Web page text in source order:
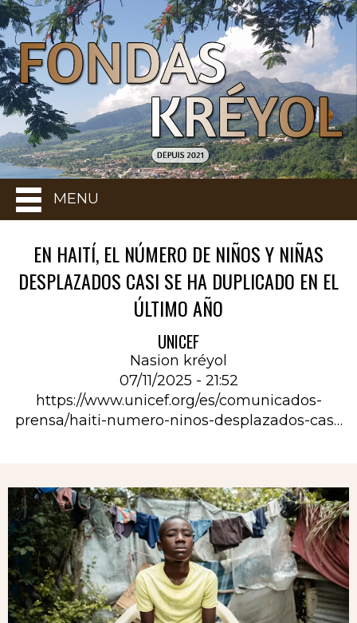
MENU
EN HAITÍ, EL NÚMERO DE NIÑOS Y NIÑAS
DESPLAZADOS CASI SE HA DUPLICADO EN EL
ÚLTIMO AÑO
UNICEF
Nasion kréyol
07/11/2025 - 21:52
https://www.unicef.org/es/comunicados-
prensa/haiti-numero-ninos-desplazados-cas…